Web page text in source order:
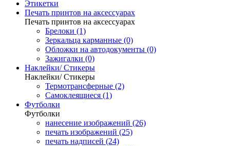
Этикетки
Печать принтов на аксессуарах
Печать принтов на аксессуарах
Брелоки (1)
Зеркальца карманные (0)
Обложки на автодокументы (0)
Зажигалки (0)
Наклейки/ Стикеры
Наклейки/ Стикеры
Термотрансферные (2)
Самоклеящиеся (1)
Футболки
Футболки
нанесение изображений (26)
печать изображений (25)
печать надписей (24)